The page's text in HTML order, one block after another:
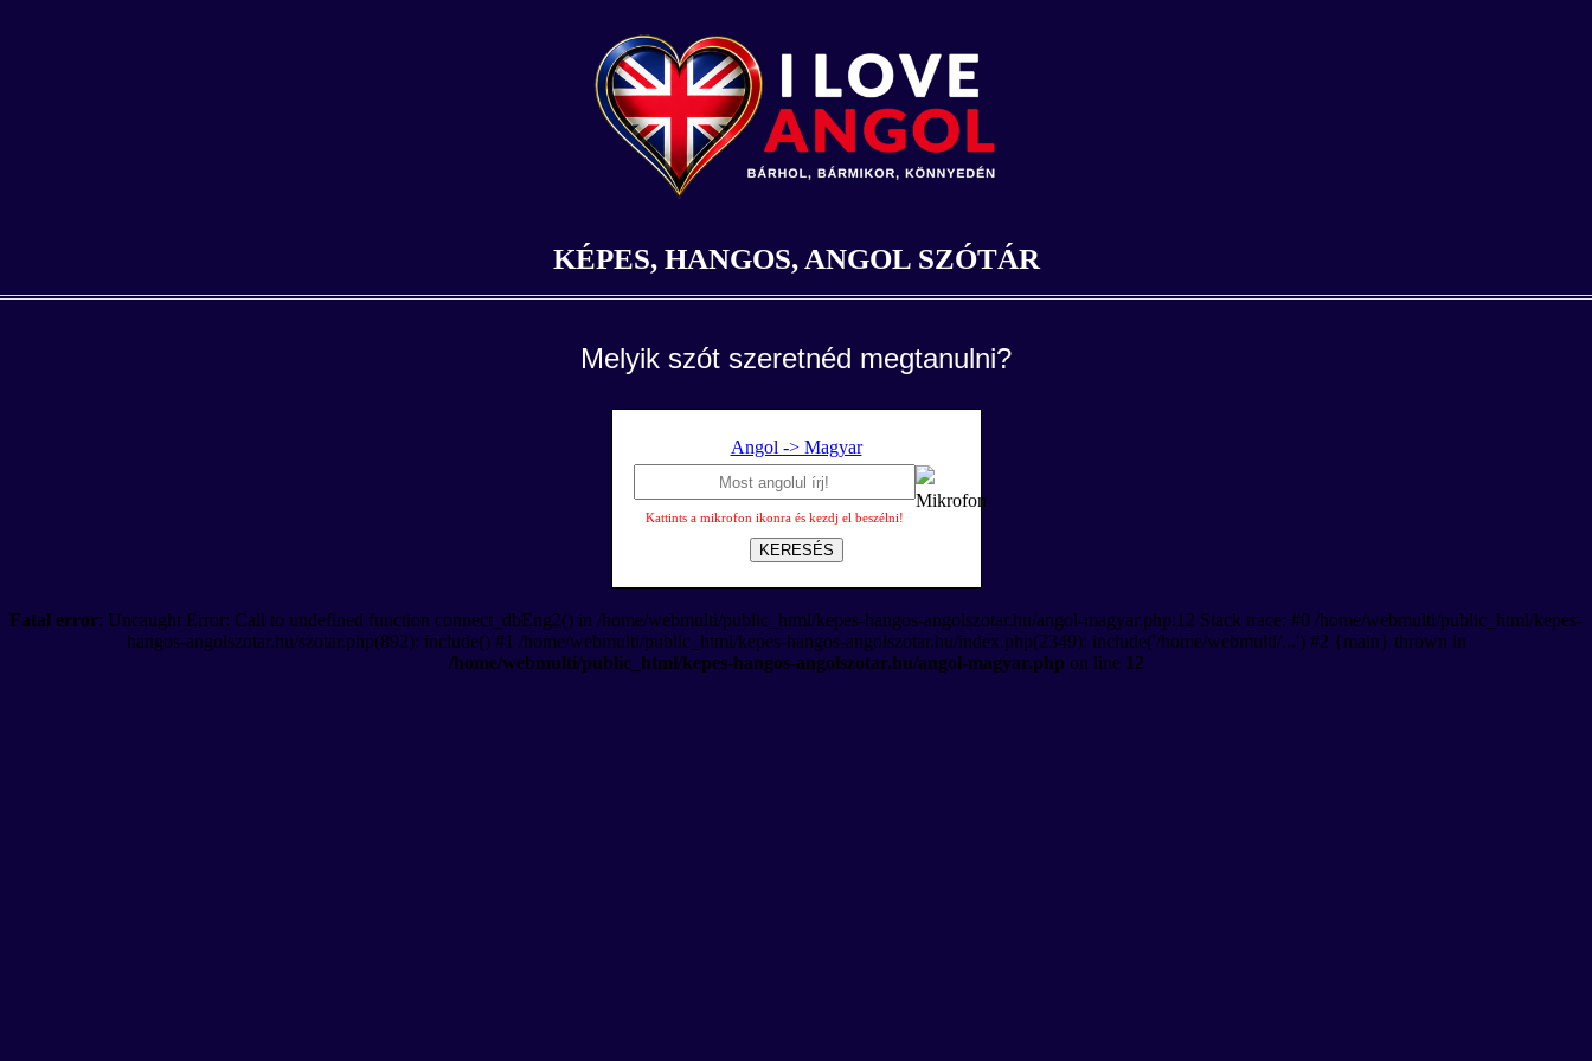
KÉPES, HANGOS, ANGOL SZÓTÁR
Melyik szót szeretnéd megtanulni?
Angol -> Magyar
Kattints a mikrofon ikonra és kezdj el beszélni!
KERESÉS
Fatal error: Uncaught Error: Call to undefined function connect_dbEng2() in /home/webmulti/public_html/kepes-hangos-angolszotar.hu/angol-magyar.php:12 Stack trace: #0 /home/webmulti/public_html/kepes-
hangos-angolszotar.hu/szotar.php(892): include() #1 /home/webmulti/public_html/kepes-hangos-angolszotar.hu/index.php(2349): include('/home/webmulti/...') #2 {main} thrown in
/home/webmulti/public_html/kepes-hangos-angolszotar.hu/angol-magyar.php on line 12